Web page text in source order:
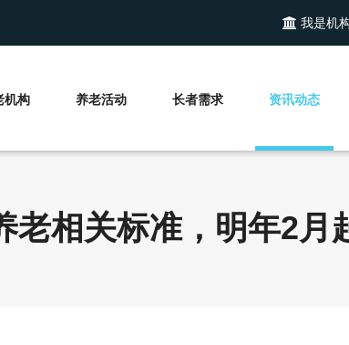
我是机
机构 养老活动 长者需求 资讯动态
老相关标准，明年2月